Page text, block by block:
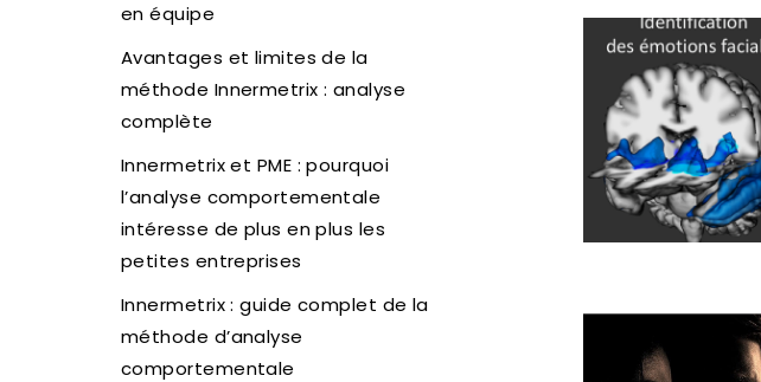
en équipe
Avantages et limites de la
méthode Innermetrix : analyse
complète
Innermetrix et PME : pourquoi
l’analyse comportementale
intéresse de plus en plus les
petites entreprises
Innermetrix : guide complet de la
méthode d’analyse
comportementale